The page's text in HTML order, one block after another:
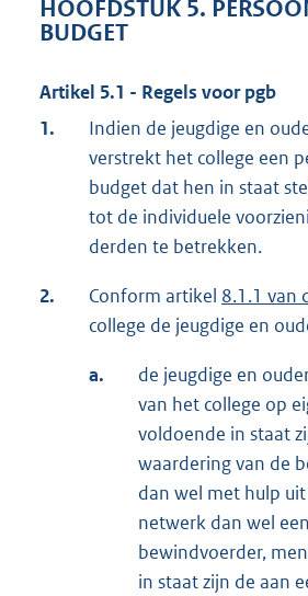
HOOFDSTUK 5.
BUDGET
Artikel 5.1 - Regels voor pgb
1.
Indien de jeugdige en
verstrekt het college een
budget dat hen in staat
tot de individuele
derden te betrekken.
2. Conform artikel 8.1.1 van
college de jeugdige en
a.
de jeugdige en
van het college op
voldoende in staat
waardering van de
dan wel met hulp
netwerk dan wel
bewindvoerder,
in staat zijn de aan